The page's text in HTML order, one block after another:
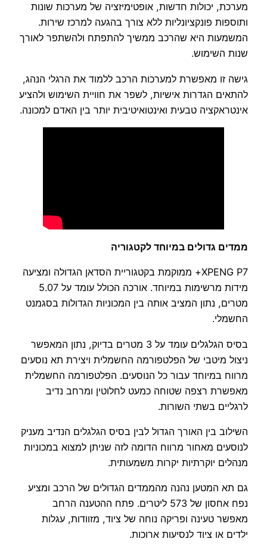
מערכת, יכולות חדשות, אופטימיזציה של מערכות שונות
ותוספות פונקציונליות ללא צורך בהגעה למרכז שירות.
המשמעות היא שהרכב ממשיך להתפתח ולהשתפר לאורך
שנות השימוש.
גישה זו מאפשרת למערכות הרכב ללמוד את הרגלי הנהג,
להתאים הגדרות אישיות, לשפר את חוויית השימוש ולהציע
אינטראקציה טבעית ואינטואיטיבית יותר בין האדם למכונה.
ממדים גדולים במיוחד לקטגוריה
XPENG P7+ ממוקמת בקטגוריית הסדאן הגדולה ומציעה
מידות מרשימות במיוחד. אורכה הכולל עומד על 5.07
מטרים, נתון המציב אותה בין המכוניות הגדולות בסגמנט
החשמלי.
בסיס הגלגלים עומד על 3 מטרים בדיוק, נתון המאפשר
ניצול מיטבי של הפלטפורמה החשמלית ויצירת תא נוסעים
מרווח במיוחד עבור כל הנוסעים. הפלטפורמה החשמלית
מאפשרת רצפה שטוחה כמעט לחלוטין ומרחב נדיב
לרגליים בשתי השורות.
השילוב בין האורך הגדול לבין בסיס הגלגלים הנדיב מעניק
לנוסעים מאחור מרווח הדומה לזה שניתן למצוא במכוניות
מנהלים יוקרתיות יקרות משמעותית.
גם תא המטען נהנה מהממדים הגדולים של הרכב ומציע
נפח אחסון של 573 ליטרים. פתח ההטענה הרחב
מאפשר טעינה ופריקה נוחה של ציוד, מזוודות, עגלות
ילדים או ציוד לנסיעות ארוכות.